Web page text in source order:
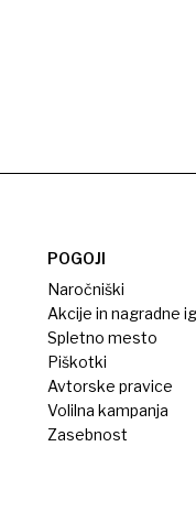
POGOJI
Naročniški
Akcije in nagradne
Spletno mesto
Piškotki
Avtorske pravice
Volilna kampanja
Zasebnost